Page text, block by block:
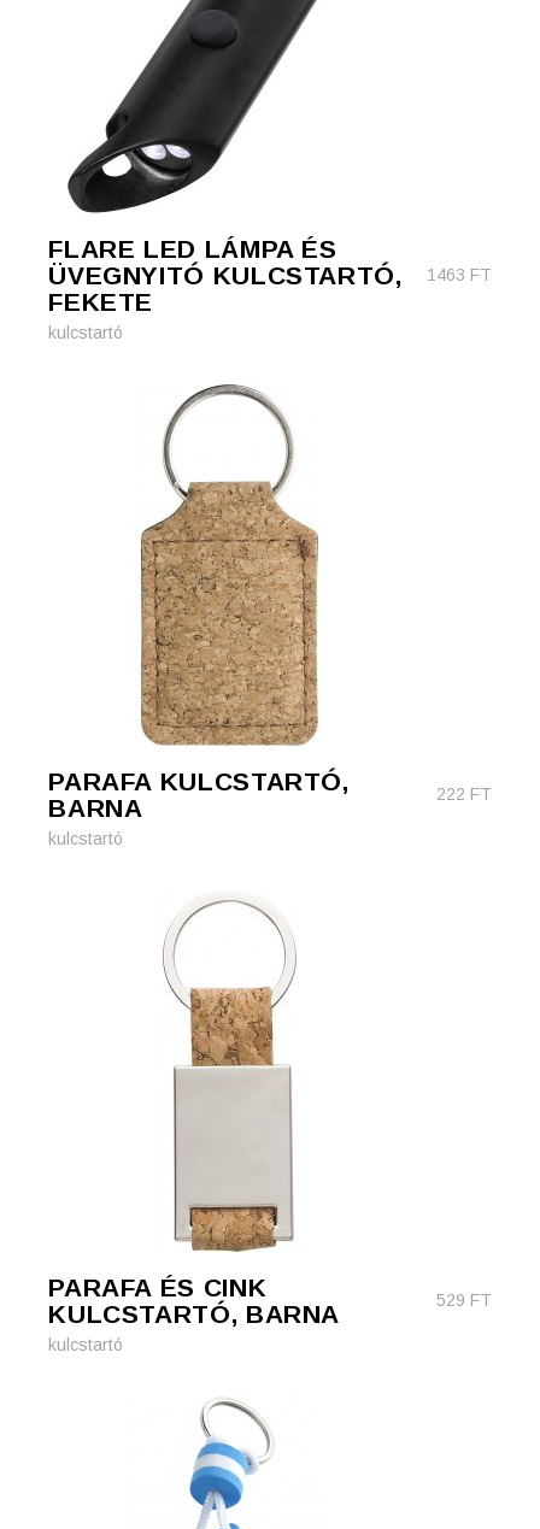
FLARE LED LÁMPA ÉS
ÜVEGNYITÓ KULCSTARTÓ,
FEKETE
1463 FT
kulcstartó
PARAFA KULCSTARTÓ,
BARNA
222 FT
kulcstartó
PARAFA ÉS CINK
KULCSTARTÓ, BARNA
529 FT
kulcstartó